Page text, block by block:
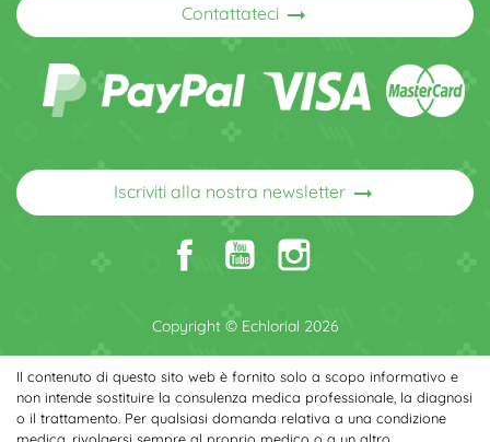
Contattateci arrow_right_alt
Iscriviti alla nostra newsletter arrow_right_alt
Copyright © Echlorial 2026
Il contenuto di questo sito web è fornito solo a scopo informativo e
non intende sostituire la consulenza medica professionale, la diagnosi
o il trattamento. Per qualsiasi domanda relativa a una condizione